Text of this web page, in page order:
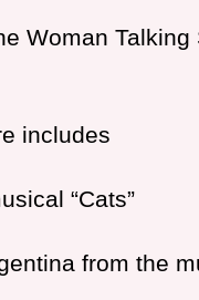
Woman Talking
includes
“Cats”
from the